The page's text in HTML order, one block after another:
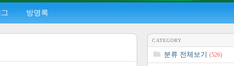
방명록
CATEGORY
분류 전체보기 (526)